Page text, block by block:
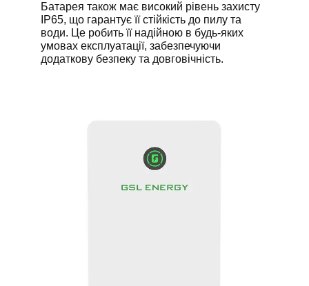
Батарея також має високий рівень захисту
IP65, що гарантує її стійкість до пилу та
води. Це робить її надійною в будь-яких
умовах експлуатації, забезпечуючи
додаткову безпеку та довговічність.